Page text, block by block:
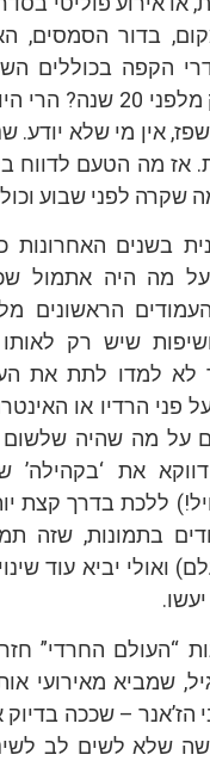
בדור הסמסים,
הקפה בכוללים
אותו עיתון בדיוק
אין מי שלא יודע.
אז מה הטעם לדווח
שקרה לפני שבוע
בשנים האחרונות
על מה היה אתמול
הראשונים
שיש רק לאותו
לא למדו לתת את
פני הרדיו או
על מה שהיה שלשום
דווקא את
ללכת בדרך קצת
בתמונות, שזה
ואולי יביא עוד
“העולם החרדי”
שמביא מאירועי
הז’אנר – שככה בדיוק
שלא לשים לב